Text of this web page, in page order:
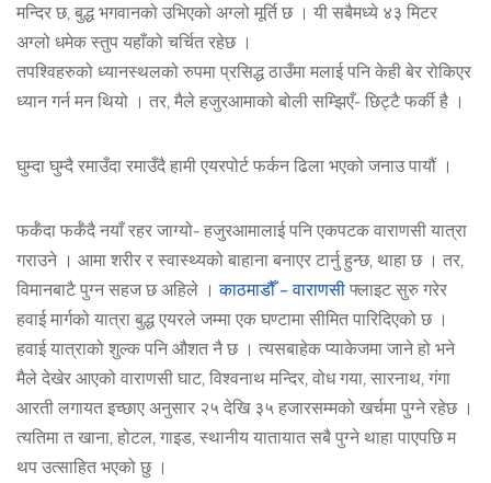
मन्दिर छ, बुद्ध भगवानको उभिएको अग्लो मूर्ति छ । यी सबैमध्ये ४३ मिटर
अग्लो धमेक स्तुप यहाँको चर्चित रहेछ ।
तपश्विहरुको ध्यानस्थलको रुपमा प्रसिद्ध ठाउँमा मलाई पनि केही बेर रोकिएर
ध्यान गर्न मन थियो । तर, मैले हजुरआमाको बोली सम्झिएँ- छिट्टै फर्की है ।
घुम्दा घुम्दै रमाउँदा रमाउँदै हामी एयरपोर्ट फर्कन ढिला भएको जनाउ पायौं ।
फर्कँदा फर्कँदै नयाँ रहर जाग्यो- हजुरआमालाई पनि एकपटक वाराणसी यात्रा
गराउने । आमा शरीर र स्वास्थ्यको बाहाना बनाएर टार्नु हुन्छ, थाहा छ । तर,
विमानबाटै पुग्न सहज छ अहिले ।काठमाडौँ – वाराणसीफ्लाइट सुरु गरेर
हवाई मार्गको यात्रा बुद्ध एयरले जम्मा एक घण्टामा सीमित पारिदिएको छ ।
हवाई यात्राको शुल्क पनि औशत नै छ । त्यसबाहेक प्याकेजमा जाने हो भने
मैले देखेर आएको वाराणसी घाट, विश्वनाथ मन्दिर, वोध गया, सारनाथ, गंगा
आरती लगायत इच्छाए अनुसार २५ देखि ३५ हजारसम्मको खर्चमा पुग्ने रहेछ ।
त्यतिमा त खाना, होटल, गाइड, स्थानीय यातायात सबै पुग्ने थाहा पाएपछि म
थप उत्साहित भएको छु ।